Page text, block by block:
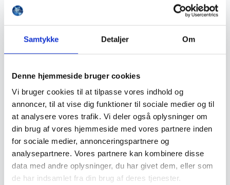
Samtykke Detaljer Om
Denne hjemmeside bruger cookies
Vi bruger cookies til at tilpasse vores indhold og
annoncer, til at vise dig funktioner til sociale medier og til
at analysere vores trafik. Vi deler også oplysninger om
din brug af vores hjemmeside med vores partnere inden
for sociale medier, annonceringspartnere og
analysepartnere. Vores partnere kan kombinere disse
data med andre oplysninger, du har givet dem, eller som
de har indsamlet fra din brug af deres tjenester.
Byudstyr
Affaldsbeholdere
Afspærring
Førstehjælp
Handsker
Hygiejne
Kemi håndtering
Plejeprodukter
Sikkerhedsfodtøj
Såler
Sandal
Sko